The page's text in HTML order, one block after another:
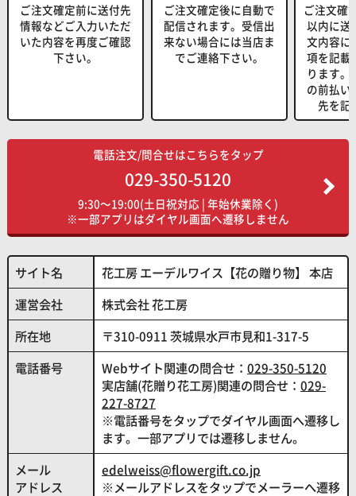
ご注文確定前に送付先
情報などご入力いただ
いた内容を再度ご確認
下さい。
ご注文確定後に自動で
配信されます。受信出
来ない場合には当店ま
でご連絡下さい。
ご注文確
以内に送
文内容に
項を記載
ります
の前払い
先を記
電話注文/問合せはこちらをタップ
029-350-5120
9:30～19:00(土日祝対応 | 年始休業除く)
※一部アプリはダイヤル画面へ遷移しません
サイト名
花工房 エーデルワイス【花の贈り物】 本店
運営会社
株式会社 花工房
所在地
〒310-0911 茨城県水戸市見和1-317-5
電話番号
Webサイト関連の問合せ： 029-350-5120
実店舗(花贈り花工房)関連の問合せ： 029-
227-8727
※電話番号をタップでダイヤル画面へ遷移し
ます。一部アプリでは遷移しません。
メール
アドレス
edelweiss@flowergift.co.jp
※メールアドレスをタップでメーラーへ遷移